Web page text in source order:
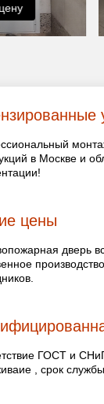
в Москве и
цены
дверь
ГОСТ и
, срок